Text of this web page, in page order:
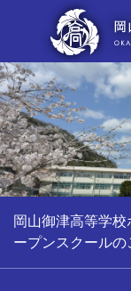
岡山御津高等学
ープンスクールの